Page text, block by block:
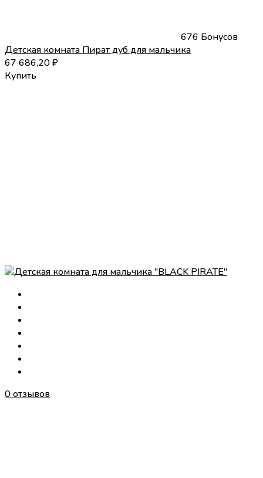
676 Бонусов
Детская комната Пират дуб для мальчика
67 686,20₽
Купить
0 отзывов